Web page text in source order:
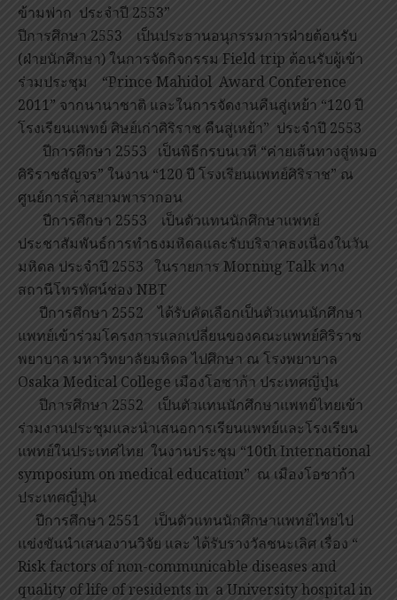
ข้ามฟาก ประจำปี 2553”
ปีการศึกษา 2553 เป็นประธานอนุกรรมการฝ่ายต้อนรับ
(ฝ่ายนักศึกษา) ในการจัดกิจกรรม Field trip ต้อนรับผู้เข้า
ร่วมประชุม “Prince Mahidol Award Conference
2011” จากนานาชาติ และในการจัดงานคืนสู่เหย้า “120 ปี
โรงเรียนแพทย์ ศิษย์เก่าศิริราช คืนสู่เหย้า” ประจำปี 2553
ปีการศึกษา 2553 เป็นพิธีกรบนเวที “ค่ายเส้นทางสู่หมอ
ศิริราชสัญจร” ในงาน “120 ปี โรงเรียนแพทย์ศิริราช” ณ
ศูนย์การค้าสยามพารากอน
ปีการศึกษา 2553 เป็นตัวแทนนักศึกษาแพทย์
ประชาสัมพันธ์การทำธงมหิดลและรับบริจาคธงเนื่องในวัน
มหิดล ประจำปี 2553 ในรายการ Morning Talk ทาง
สถานีโทรทัศน์ช่อง NBT
ปีการศึกษา 2552 ได้รับคัดเลือกเป็นตัวแทนนักศึกษา
แพทย์เข้าร่วมโครงการแลกเปลี่ยนของคณะแพทย์ศิริราช
พยาบาล มหาวิทยาลัยมหิดล ไปศึกษา ณ โรงพยาบาล
Osaka Medical College เมืองโอซาก้า ประเทศญี่ปุ่น
ปีการศึกษา 2552 เป็นตัวแทนนักศึกษาแพทย์ไทยเข้า
ร่วมงานประชุมและนำเสนอการเรียนแพทย์และโรงเรียน
แพทย์ในประเทศไทย ในงานประชุม “10th International
symposium on medical education” ณ เมืองโอซาก้า
ประเทศญี่ปุ่น
ปีการศึกษา 2551 เป็นตัวแทนนักศึกษาแพทย์ไทยไป
แข่งขันนำเสนองานวิจัย และ ได้รับรางวัลชนะเลิศ เรื่อง “
Risk factors of non-communicable diseases and
quality of life of residents in a University hospital in